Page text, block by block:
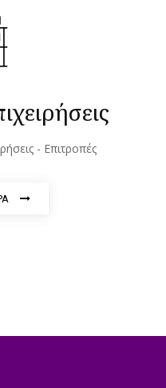
- Επιτροπές